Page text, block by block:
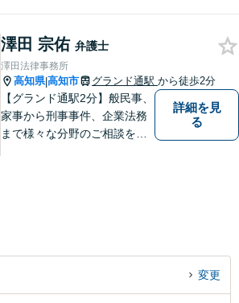
澤田 宗佑 弁護士
澤田法律事務所
高知県|高知市 グランド通駅 から徒歩2分
【グランド通駅2分】般民事、
家事から刑事事件、企業法務
まで様々な分野のご相談を受
詳細を見
る
変更